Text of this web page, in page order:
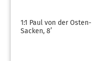
1:1 Paul von der Osten-
Sacken, 8’